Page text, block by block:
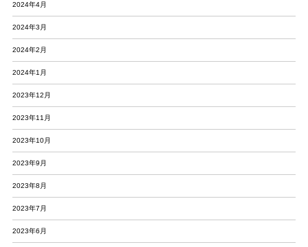
2024年4月
2024年3月
2024年2月
2024年1月
2023年12月
2023年11月
2023年10月
2023年9月
2023年8月
2023年7月
2023年6月